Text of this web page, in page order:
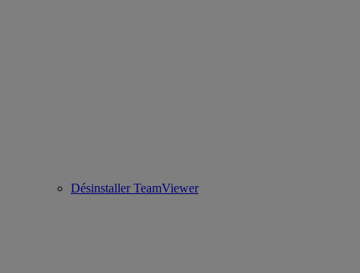
Désinstaller TeamViewer